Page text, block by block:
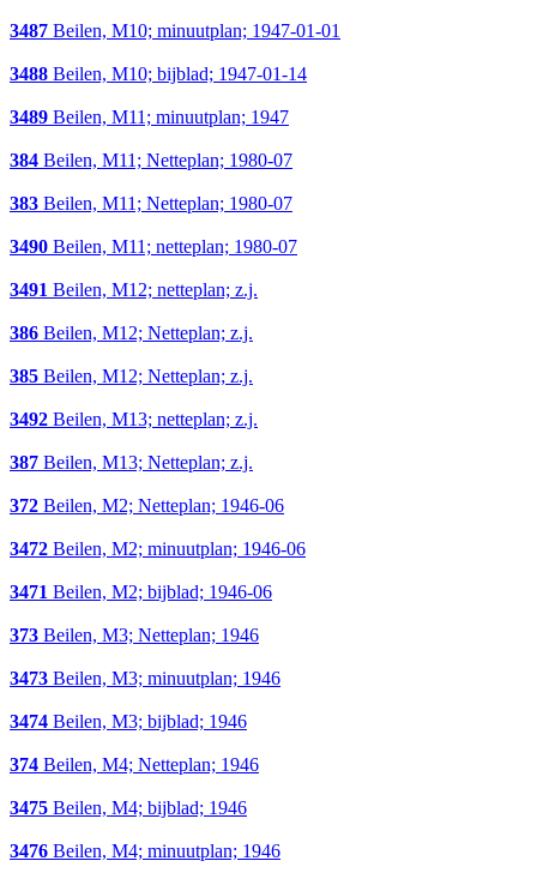
3487 Beilen, M10; minuutplan; 1947-01-01
3488 Beilen, M10; bijblad; 1947-01-14
3489 Beilen, M11; minuutplan; 1947
384 Beilen, M11; Netteplan; 1980-07
383 Beilen, M11; Netteplan; 1980-07
3490 Beilen, M11; netteplan; 1980-07
3491 Beilen, M12; netteplan; z.j.
386 Beilen, M12; Netteplan; z.j.
385 Beilen, M12; Netteplan; z.j.
3492 Beilen, M13; netteplan; z.j.
387 Beilen, M13; Netteplan; z.j.
372 Beilen, M2; Netteplan; 1946-06
3472 Beilen, M2; minuutplan; 1946-06
3471 Beilen, M2; bijblad; 1946-06
373 Beilen, M3; Netteplan; 1946
3473 Beilen, M3; minuutplan; 1946
3474 Beilen, M3; bijblad; 1946
374 Beilen, M4; Netteplan; 1946
3475 Beilen, M4; bijblad; 1946
3476 Beilen, M4; minuutplan; 1946